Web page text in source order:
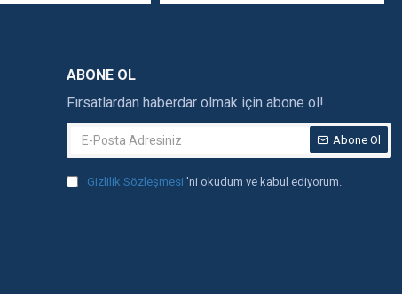
ABONE OL
Fırsatlardan haberdar olmak için abone ol!
Abone Ol
Gizlilik Sözleşmesi 'ni okudum ve kabul ediyorum.